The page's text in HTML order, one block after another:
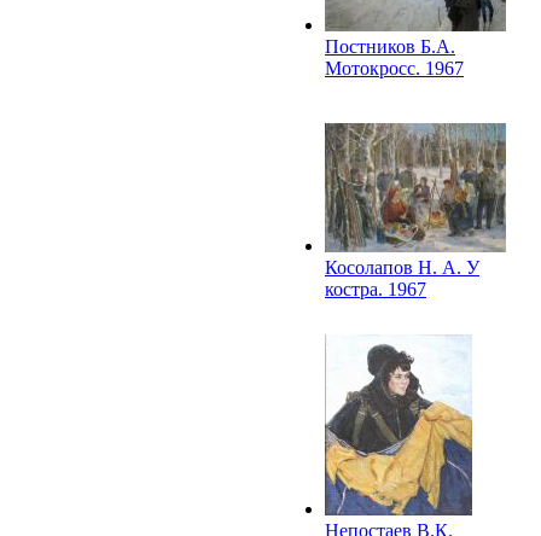
Постников Б.А.
Мотокросс. 1967
Косолапов Н. А. У
костра. 1967
Непостаев В.К.